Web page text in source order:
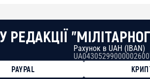
Рахунок в UAH (IBAN)
PAYPAL